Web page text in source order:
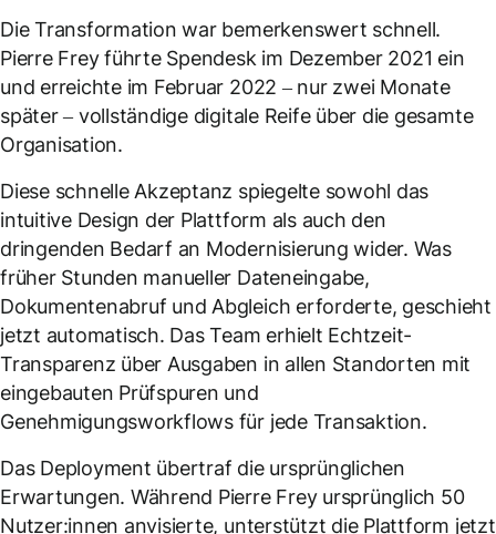
Die Transformation war bemerkenswert schnell.
Pierre Frey führte Spendesk im Dezember 2021 ein
und erreichte im Februar 2022 – nur zwei Monate
später – vollständige digitale Reife über die gesamte
Organisation.
Diese schnelle Akzeptanz spiegelte sowohl das
intuitive Design der Plattform als auch den
dringenden Bedarf an Modernisierung wider. Was
früher Stunden manueller Dateneingabe,
Dokumentenabruf und Abgleich erforderte, geschieht
jetzt automatisch. Das Team erhielt Echtzeit-
Transparenz über Ausgaben in allen Standorten mit
eingebauten Prüfspuren und
Genehmigungsworkflows für jede Transaktion.
Das Deployment übertraf die ursprünglichen
Erwartungen. Während Pierre Frey ursprünglich 50
Nutzer:innen anvisierte, unterstützt die Plattform jetzt